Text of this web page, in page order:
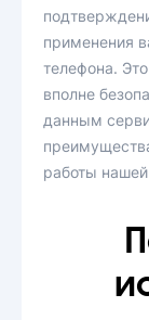
применения
телефона.
вполне
данным
работы нашей